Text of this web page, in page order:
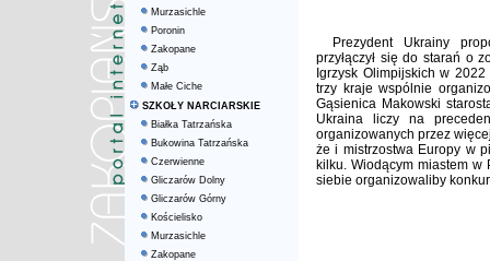
Murzasichle
Poronin
Zakopane
Ząb
Małe Ciche
SZKOŁY NARCIARSKIE
Białka Tatrzańska
Bukowina Tatrzańska
Czerwienne
Gliczarów Dolny
Gliczarów Górny
Kościelisko
Murzasichle
Zakopane
Prezydent Ukrainy
przyłączył się do starań o
Igrzysk Olimpijskich w
trzy kraje wspólnie
Gąsienica Makowski
Ukraina liczy na
organizowanych przez
że i mistrzostwa Europy w
kilku. Wiodącym miastem w
siebie organizowaliby